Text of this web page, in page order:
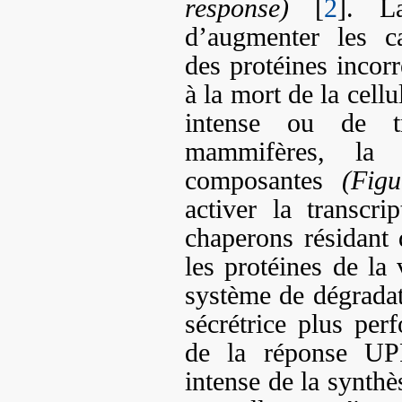
response) 2 ].
d’augmenter les
des protéines
à la mort de la
intense ou de
mammifères, la
composantes
activer la
chaperons
les protéines de la
système de
sécrétrice plus
de la réponse
intense de la